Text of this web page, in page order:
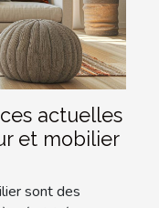
actuelles
et mobilier
sont des